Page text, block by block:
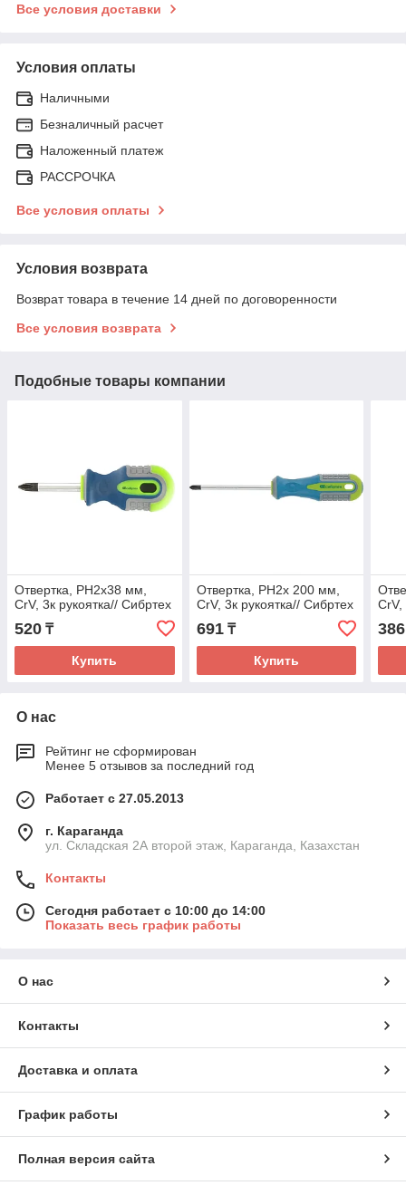
Все условия доставки
Условия оплаты
Наличными
Безналичный расчет
Наложенный платеж
РАССРОЧКА
Все условия оплаты
Условия возврата
Возврат товара в течение 14 дней по договоренности
Все условия возврата
Подобные товары компании
Отвертка, PH2х38 мм,
CrV, 3к рукоятка// Сибртех
520 ₸
Купить
Отвертка, PH2х 200 мм,
CrV, 3к рукоятка// Сибртех
691₸
Купить
CrV,
386
О нас
Рейтинг не сформирован
Менее 5 отзывов за последний год
Работает с 27.05.2013
г. Караганда
ул. Складская 2А второй этаж, Караганда, Казахстан
Контакты
Сегодня работает с 10:00 до 14:00
Показать весь график работы
О нас
Контакты
Доставка и оплата
График работы
Полная версия сайта